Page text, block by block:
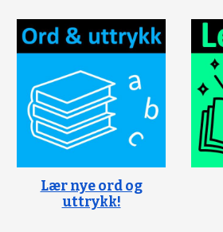
Lær nye ord og
uttrykk!